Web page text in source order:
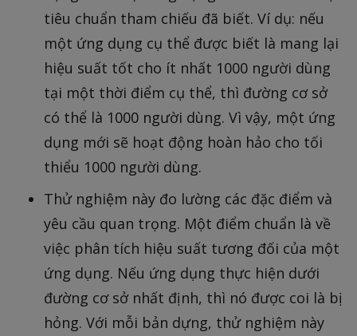
tiêu chuẩn tham chiếu đã biết. Ví dụ: nếu
một ứng dụng cụ thể được biết là mang lại
hiệu suất tốt cho ít nhất 1000 người dùng
tại một thời điểm cụ thể, thì đường cơ sở
có thể là 1000 người dùng. Vì vậy, một ứng
dụng mới sẽ hoạt động hoàn hảo cho tối
thiểu 1000 người dùng.
Thử nghiệm này đo lường các đặc điểm và
yêu cầu quan trọng. Một điểm chuẩn là về
việc phân tích hiệu suất tương đối của một
ứng dụng. Nếu ứng dụng thực hiện dưới
đường cơ sở nhất định, thì nó được coi là bị
hỏng. Với mỗi bản dựng, thử nghiệm này